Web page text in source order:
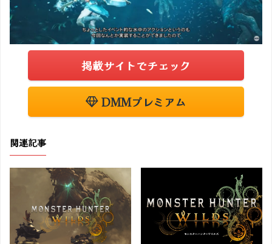
掲載サイトでチェック
DMMプレミアム
関連記事